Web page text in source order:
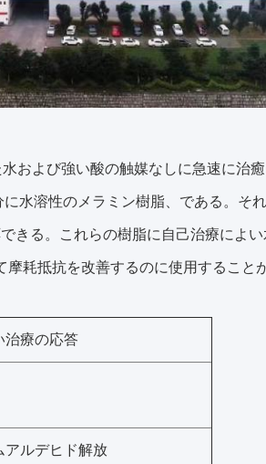
および強い酸の触媒なしに急速に治
水溶性のメラミン樹脂、である。そ
きる。これらの樹脂に自己治療によ
耗抵抗を改善するのに使用すること
治療の応答
アルデヒド解放